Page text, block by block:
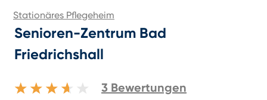
Stationäres Pflegeheim
Senioren-Zentrum Bad
Friedrichshall
3 Bewertungen